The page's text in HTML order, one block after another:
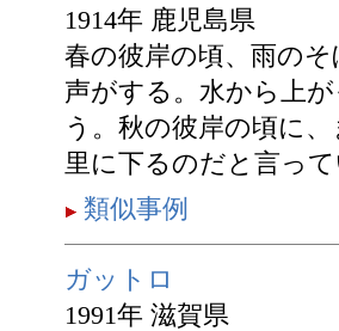
1914年 鹿児島県
春の彼岸の頃、雨の
声がする。水から上
う。秋の彼岸の頃に
里に下るのだと言っ
類似事例
ガットロ
1991年 滋賀県